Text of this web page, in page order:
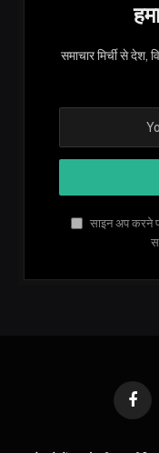
समाचार मिर्ची से
साइन अप करने